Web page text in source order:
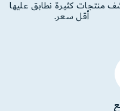
منتجات كثيرة نطابق عليها
أقل سعر.